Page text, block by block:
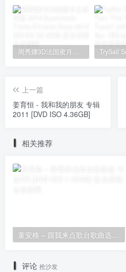
周秀娜3D法国蜜月之旅写真 2010 Eyescream Fiesta Chrissie Chau 2010 [BDISO 22.9GB]
上一篇
姜育恒 - 我和我的朋友 专辑
2011 [DVD ISO 4.36GB]
相关推荐
童安格 – 跟我来点歌台歌曲选 卡拉OK [DVD ISO 1.45GB]
评论 抢沙发